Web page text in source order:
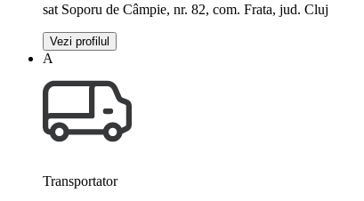
sat Soporu de Câmpie, nr. 82, com. Frata, jud. Cluj
Vezi profilul
A
Transportator